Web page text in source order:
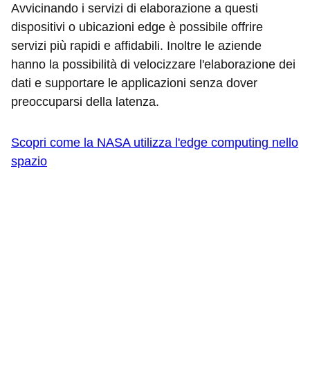
Avvicinando i servizi di elaborazione a questi
dispositivi o ubicazioni edge è possibile offrire
servizi più rapidi e affidabili. Inoltre le aziende
hanno la possibilità di velocizzare l'elaborazione dei
dati e supportare le applicazioni senza dover
preoccuparsi della latenza.
Scopri come la NASA utilizza l'edge computing nello
spazio